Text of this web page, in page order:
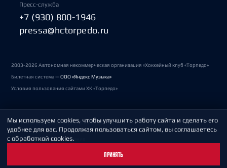
Пресс-служба
+7 (930) 800-1946
pressa@hctorpedo.ru
2003-2026 Автономная некоммерческая организация «Хоккейный клуб «Торпедо»
Билетная система —ООО «Яндекс Музыка»
Условия пользования сайтами ХК «Торпедо»
Политика обработки персональных данных
Пользовательское соглашение
Мы используем cookies, чтобы улучшить работу сайта и сделать его
удобнее для вас. Продолжая пользоваться сайтом, вы соглашаетесь
с обработкой cookies.
ПРИНЯТЬ